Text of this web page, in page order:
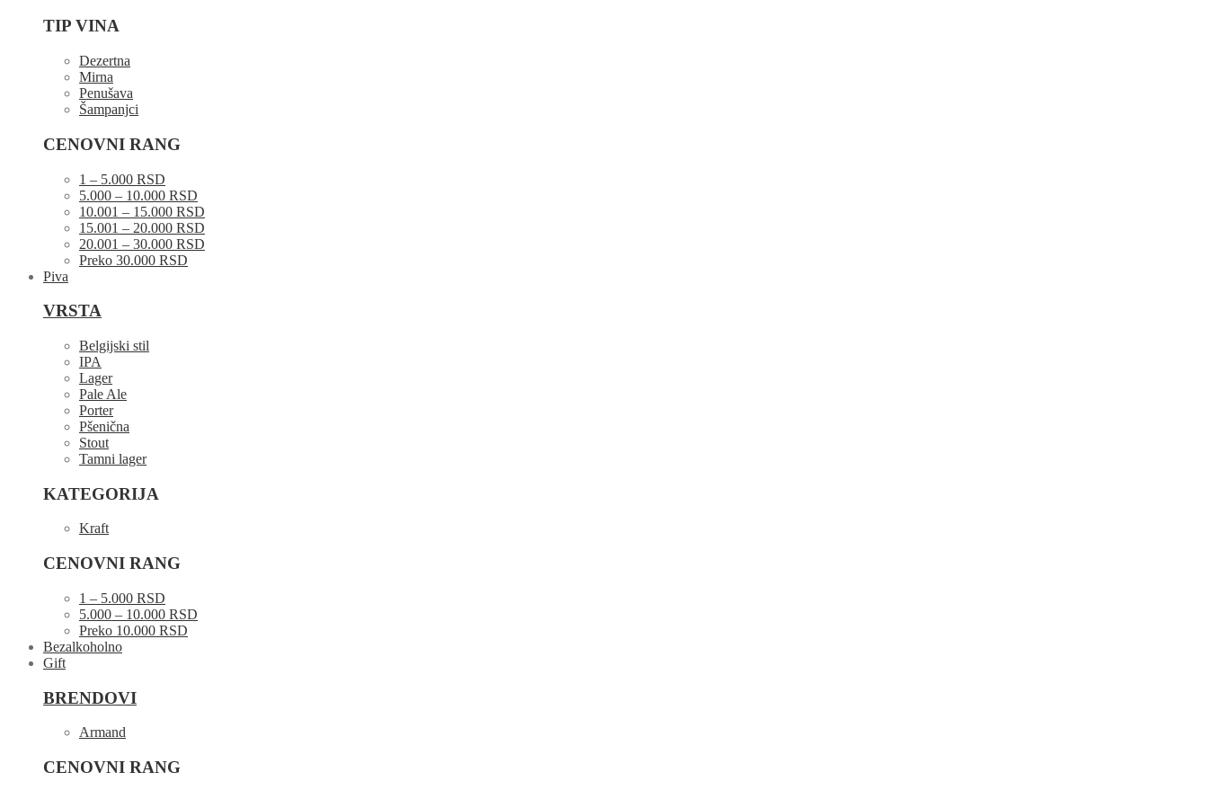
TIP VINA
Dezertna
Mirna
Penušava
Šampanjci
CENOVNI RANG
1 – 5.000 RSD
5.000 – 10.000 RSD
10.001 – 15.000 RSD
15.001 – 20.000 RSD
20.001 – 30.000 RSD
Preko 30.000 RSD
Piva
VRSTA
Belgijski stil
IPA
Lager
Pale Ale
Porter
Pšenična
Stout
Tamni lager
KATEGORIJA
Kraft
CENOVNI RANG
1 – 5.000 RSD
5.000 – 10.000 RSD
Preko 10.000 RSD
Bezalkoholno
Gift
BRENDOVI
Armand
CENOVNI RANG